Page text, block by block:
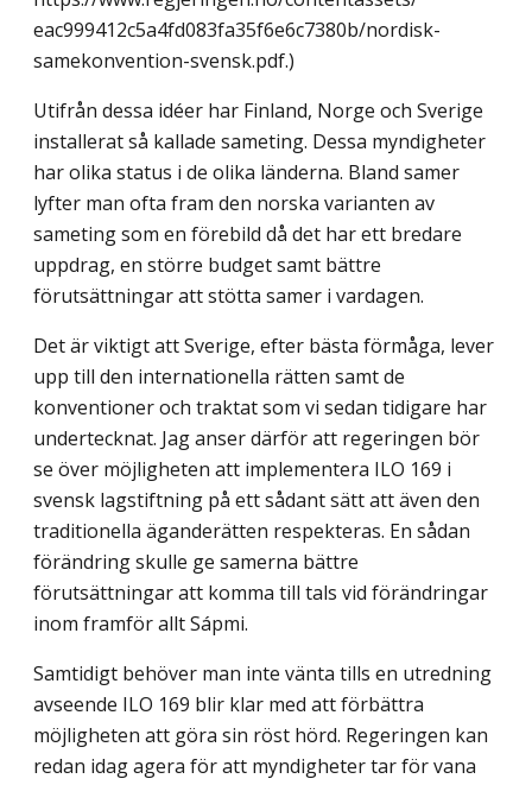
eac999412c5a4fd083fa35f6e6c7380b/nordisk-
samekonvention-svensk.pdf.)
Utifrån dessa idéer har Finland, Norge och Sverige
installerat så kallade sameting. Dessa myndigheter
har olika status i de olika länderna. Bland samer
lyfter man ofta fram den norska varianten av
sameting som en förebild då det har ett bredare
uppdrag, en större budget samt bättre
förutsättningar att stötta samer i vardagen.
Det är viktigt att Sverige, efter bästa förmåga, lever
upp till den internationella rätten samt de
konventioner och traktat som vi sedan tidigare har
undertecknat. Jag anser därför att regeringen bör
se över möjligheten att implementera ILO 169 i
svensk lagstiftning på ett sådant sätt att även den
traditionella äganderätten respekteras. En sådan
förändring skulle ge samerna bättre
förutsättningar att komma till tals vid förändringar
inom framför allt Sápmi.
Samtidigt behöver man inte vänta tills en utredning
avseende ILO 169 blir klar med att förbättra
möjligheten att göra sin röst hörd. Regeringen kan
redan idag agera för att myndigheter tar för vana